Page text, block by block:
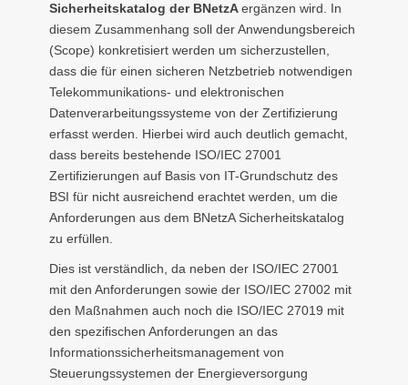
Sicherheitskatalog der BNetzAergänzen wird. In
diesem Zusammenhang soll der Anwendungsbereich
(Scope) konkretisiert werden um sicherzustellen,
dass die für einen sicheren Netzbetrieb notwendigen
Telekommunikations- und elektronischen
Datenverarbeitungssysteme von der Zertifizierung
erfasst werden. Hierbei wird auch deutlich gemacht,
dass bereits bestehende ISO/IEC 27001
Zertifizierungen auf Basis von IT-Grundschutz des
BSI für nicht ausreichend erachtet werden, um die
Anforderungen aus dem BNetzA Sicherheitskatalog
zu erfüllen.
Dies ist verständlich, da neben der ISO/IEC 27001
mit den Anforderungen sowie der ISO/IEC 27002 mit
den Maßnahmen auch noch die ISO/IEC 27019 mit
den spezifischen Anforderungen an das
Informationssicherheitsmanagement von
Steuerungssystemen der Energieversorgung